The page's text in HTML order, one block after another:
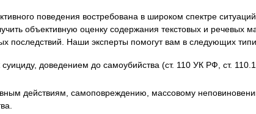
поведения востребована в широком спектре
объективную оценку содержания текстовых и речевых
последствий. Наши эксперты помогут вам в следующих
доведением до самоубийства (ст. 110 УК РФ, ст.
действиям, самоповреждению, массовому